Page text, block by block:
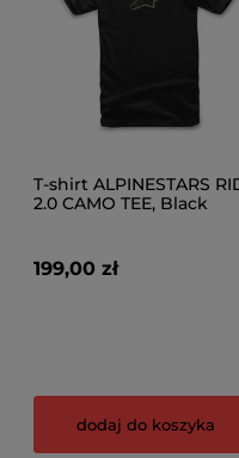
T-shirt ALPINESTARS
2.0 CAMO TEE, Black
199,00 zł
dodaj do koszyka